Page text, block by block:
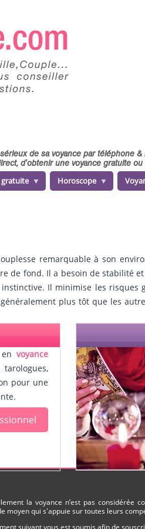
de sa voyance par téléphone
d'obtenir une voyance gratuite
gratuite Horoscope
remarquable à son
de fond. Il a besoin de stabilité
Il minimise les risques
plus tôt que les
voyance
pour une
la voyance n’est pas
moyen qui s'appuie sur toutes leurs